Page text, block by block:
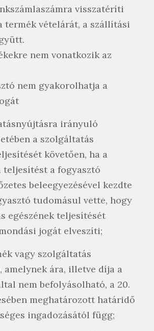
visszatéríti
termék vételárát, a szállítási
nem vonatkozik az
nem gyakorolhatja a
irányuló
a szolgáltatás
követően, ha a
teljesítést a fogyasztó
beleegyezésével kezdte
tudomásul vette, hogy
egészének teljesítését
jogát elveszíti;
vagy szolgáltatás
amelynek ára, illetve díja a
nem befolyásolható, a 20.
meghatározott határidő
ingadozásától függ;